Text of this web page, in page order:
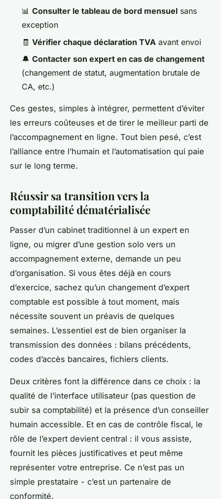
📊 Consulter le tableau de bord mensuel sans
exception
🧾 Vérifier chaque déclaration TVA avant envoi
🔔 Contacter son expert en cas de changement
(changement de statut, augmentation brutale de
CA, etc.)
Ces gestes, simples à intégrer, permettent d’éviter
les erreurs coûteuses et de tirer le meilleur parti de
l’accompagnement en ligne. Tout bien pesé, c’est
l’alliance entre l’humain et l’automatisation qui paie
sur le long terme.
Réussir sa transition vers la
comptabilité dématérialisée
Passer d’un cabinet traditionnel à un expert en
ligne, ou migrer d’une gestion solo vers un
accompagnement externe, demande un peu
d’organisation. Si vous êtes déjà en cours
d’exercice, sachez qu’un changement d’expert
comptable est possible à tout moment, mais
nécessite souvent un préavis de quelques
semaines. L’essentiel est de bien organiser la
transmission des données : bilans précédents,
codes d’accès bancaires, fichiers clients.
Deux critères font la différence dans ce choix : la
qualité de l’interface utilisateur (pas question de
subir sa comptabilité) et la présence d’un conseiller
humain accessible. Et en cas de contrôle fiscal, le
rôle de l’expert devient central : il vous assiste,
fournit les pièces justificatives et peut même
représenter votre entreprise. Ce n’est pas un
simple prestataire - c’est un partenaire de
conformité.